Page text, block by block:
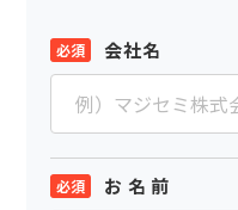
会社名
お 名 前